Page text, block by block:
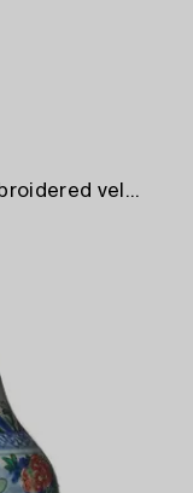
A 17th century Spanish embroidered velvet panel,